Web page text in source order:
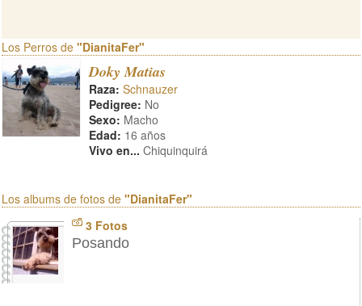
Los Perros de "DianitaFer"
Doky Matias
Raza: Schnauzer
Pedigree: No
Sexo: Macho
Edad: 16 años
Vivo en... Chiquinquirá
Los albums de fotos de "DianitaFer"
3 Fotos
Posando